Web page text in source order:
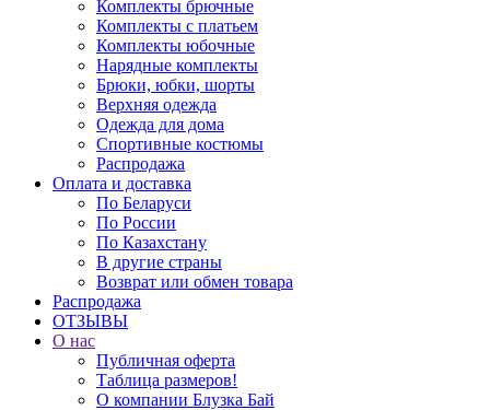
Комплекты брючные
Комплекты с платьем
Комплекты юбочные
Нарядные комплекты
Брюки, юбки, шорты
Верхняя одежда
Одежда для дома
Спортивные костюмы
Распродажа
Оплата и доставка
По Беларуси
По России
По Казахстану
В другие страны
Возврат или обмен товара
Распродажа
ОТЗЫВЫ
О нас
Публичная оферта
Таблица размеров!
О компании Блузка Бай